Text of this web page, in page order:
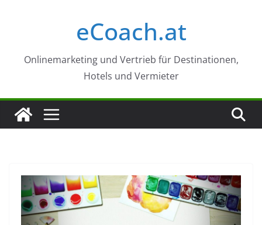
eCoach.at
Onlinemarketing und Vertrieb für Destinationen,
Hotels und Vermieter